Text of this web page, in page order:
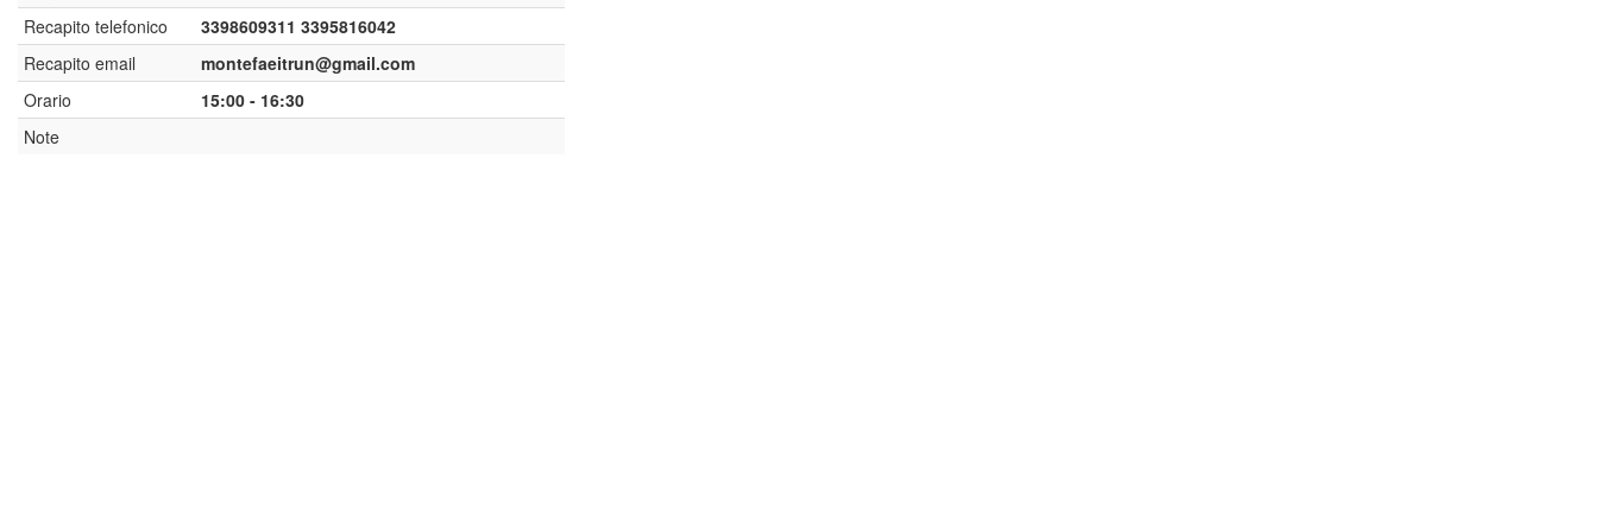
Recapito telefonico
3398609311 3395816042
Recapito email
montefaeitrun@gmail.com
Orario
15:00 - 16:30
Note